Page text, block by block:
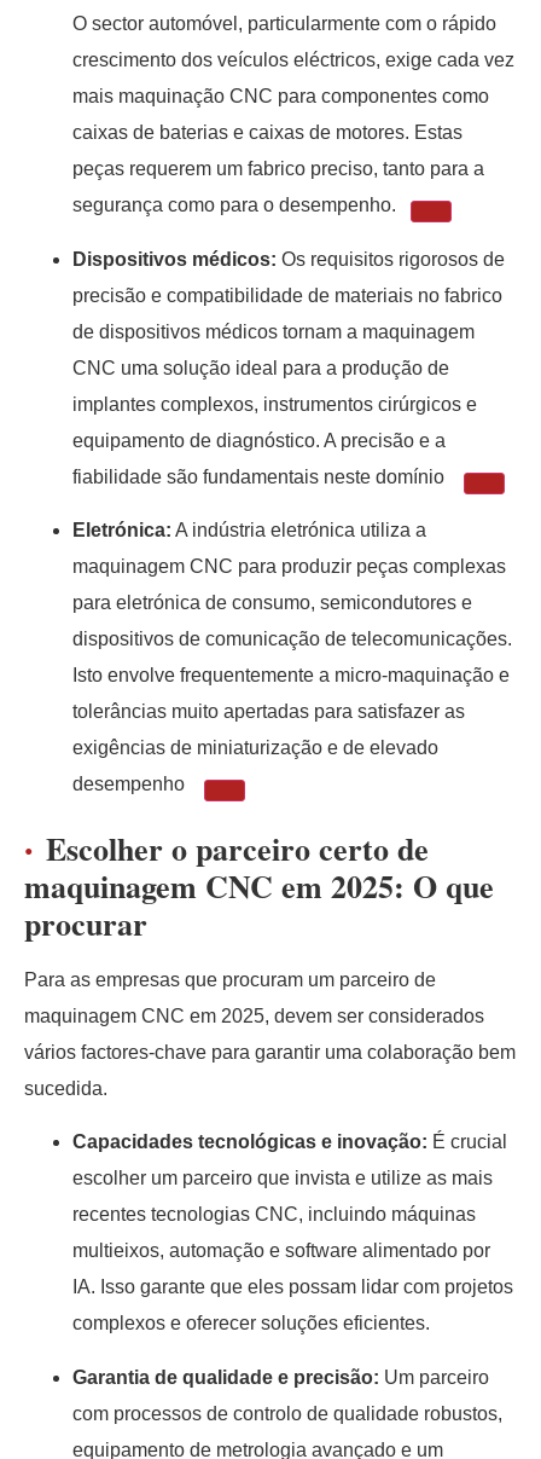
O sector automóvel, particularmente com o rápido
crescimento dos veículos eléctricos, exige cada vez
mais maquinação CNC para componentes como
caixas de baterias e caixas de motores. Estas
peças requerem um fabrico preciso, tanto para a
segurança como para o desempenho.
Dispositivos médicos: Os requisitos rigorosos de
precisão e compatibilidade de materiais no fabrico
de dispositivos médicos tornam a maquinagem
CNC uma solução ideal para a produção de
implantes complexos, instrumentos cirúrgicos e
equipamento de diagnóstico. A precisão e a
fiabilidade são fundamentais neste domínio
Eletrónica: A indústria eletrónica utiliza a
maquinagem CNC para produzir peças complexas
para eletrónica de consumo, semicondutores e
dispositivos de comunicação de telecomunicações.
Isto envolve frequentemente a micro-maquinação e
tolerâncias muito apertadas para satisfazer as
exigências de miniaturização e de elevado
desempenho
Escolher o parceiro certo de
maquinagem CNC em 2025: O que
procurar
Para as empresas que procuram um parceiro de
maquinagem CNC em 2025, devem ser considerados
vários factores-chave para garantir uma colaboração bem
sucedida.
Capacidades tecnológicas e inovação: É crucial
escolher um parceiro que invista e utilize as mais
recentes tecnologias CNC, incluindo máquinas
multieixos, automação e software alimentado por
IA. Isso garante que eles possam lidar com projetos
complexos e oferecer soluções eficientes.
Garantia de qualidade e precisão: Um parceiro
com processos de controlo de qualidade robustos,
equipamento de metrologia avançado e um